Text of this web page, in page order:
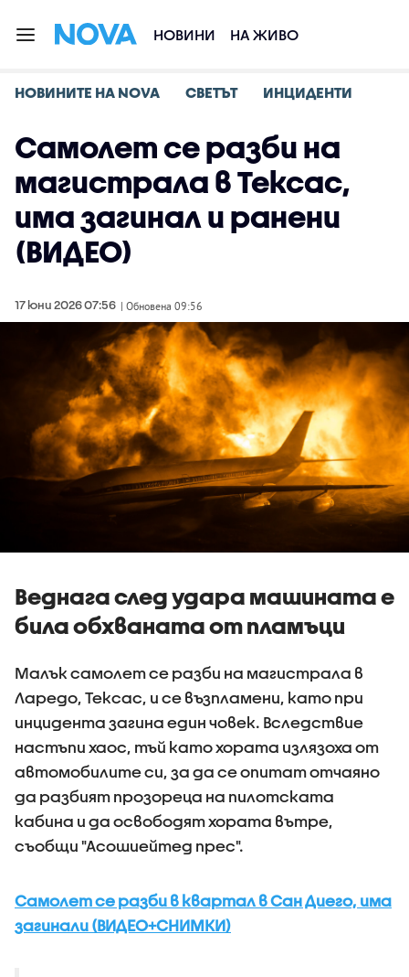
НОВИНИ НА ЖИВО
НОВИНИТЕ НА NOVA СВЕТЪТ ИНЦИДЕНТИ
Самолет се разби на
магистрала в Тексас,
има загинал и ранени
(ВИДЕО)
17 юни 2026 07:56 | Обновена 09:56
Веднага след удара машината е
била обхваната от пламъци
Малък самолет се разби на магистрала в
Ларедо, Тексас, и се възпламени, като при
инцидента загина един човек. Вследствие
настъпи хаос, тъй като хората излязоха от
автомобилите си, за да се опитат отчаяно
да разбият прозореца на пилотската
кабина и да освободят хората вътре,
съобщи "Асошиейтед прес".
Самолет се разби в квартал в Сан Диего, има
загинали (ВИДЕО+СНИМКИ)